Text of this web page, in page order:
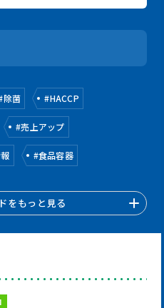
除菌 #HACCP
#売上アップ
#食品容器
をもっと見る